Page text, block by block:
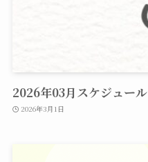
2026年03月スケジュール
2026年3月1日